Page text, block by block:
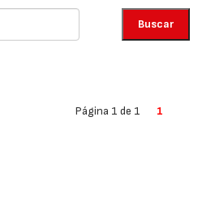
Página 1 de 1 1